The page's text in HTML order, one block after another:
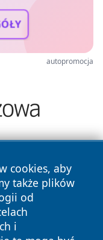
autopromocja
cookies, aby
także plików
od
i
prawa